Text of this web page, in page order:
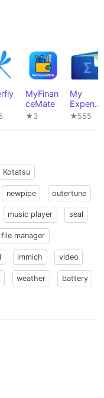
MyFinan
ceMate
★3
My
Expense
s
★555
Kotatsu
newpipe outertune
music player seal
file manager
immich video
weather battery